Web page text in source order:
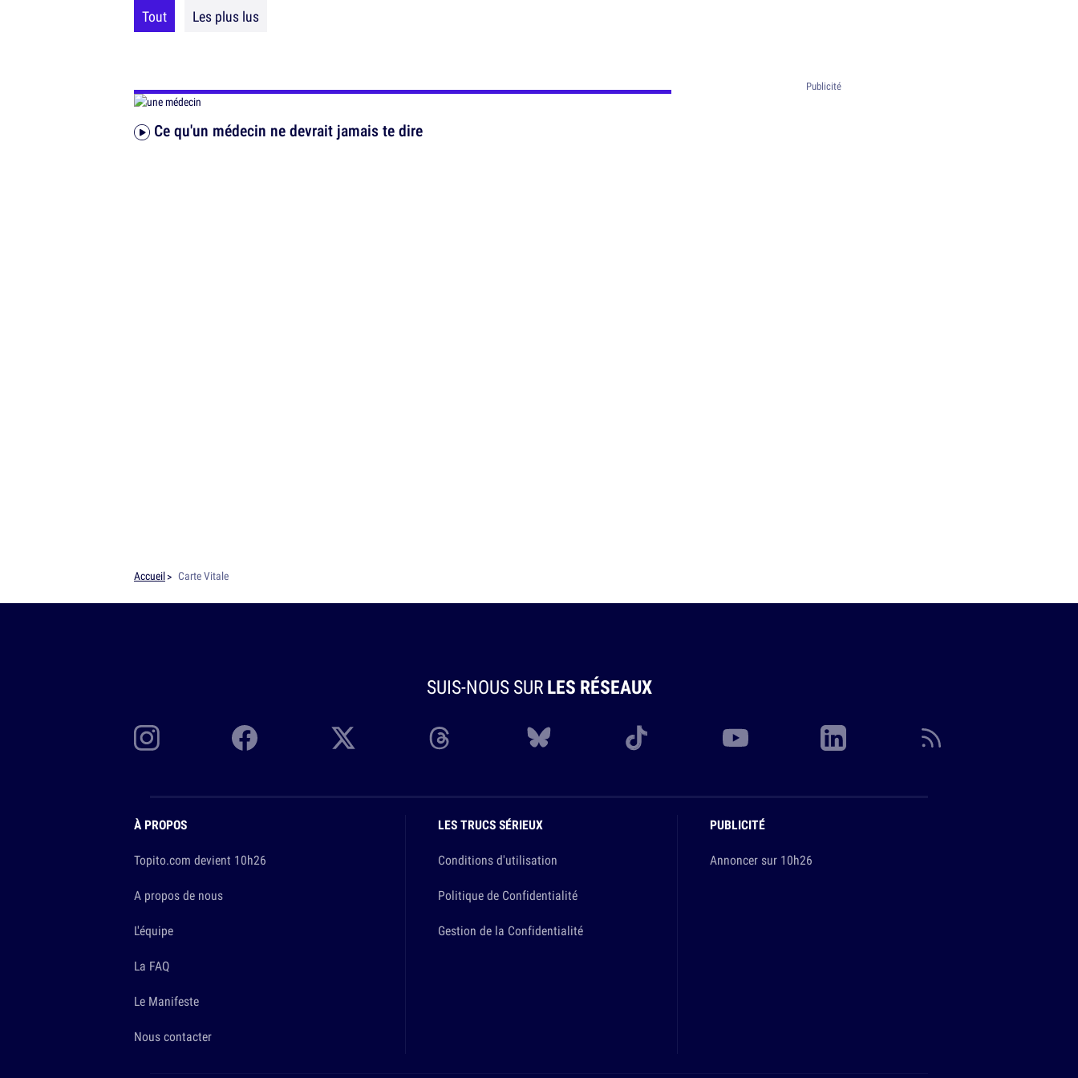
Tout Les plus lus
Ce qu'un médecin ne devrait jamais te dire
Accueil Carte Vitale
SUIS-NOUS SURLES RÉSEAUX
À PROPOS
Topito.com devient 10h26
A propos de nous
L'équipe
La FAQ
Le Manifeste
Nous contacter
LES TRUCS SÉRIEUX
Conditions d'utilisation
Politique de Confidentialité
Gestion de la Confidentialité
PUBLICITÉ
Annoncer sur 10h26